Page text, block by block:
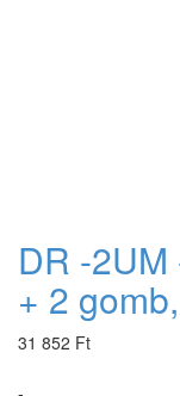
DR -
+ 2
31 852 Ft